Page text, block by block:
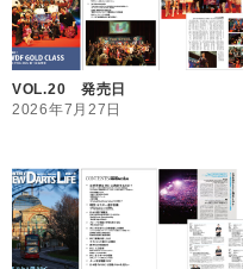
VOL.20 発売日
2026年7月27日